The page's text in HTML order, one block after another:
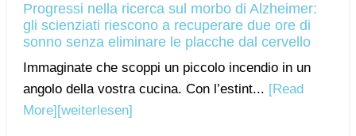
Progressi nella ricerca sul morbo di Alzheimer:
gli scienziati riescono a recuperare due ore di
sonno senza eliminare le placche dal cervello
Immaginate che scoppi un piccolo incendio in un
angolo della vostra cucina. Con l’estint... [Read
More][weiterlesen]